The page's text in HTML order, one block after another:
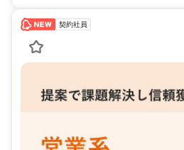
契約社員